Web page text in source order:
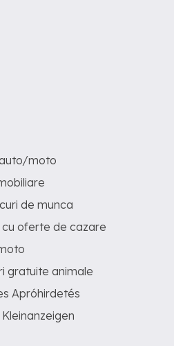
moto
de munca
cu oferte de cazare
gratuite animale
Apróhirdetés